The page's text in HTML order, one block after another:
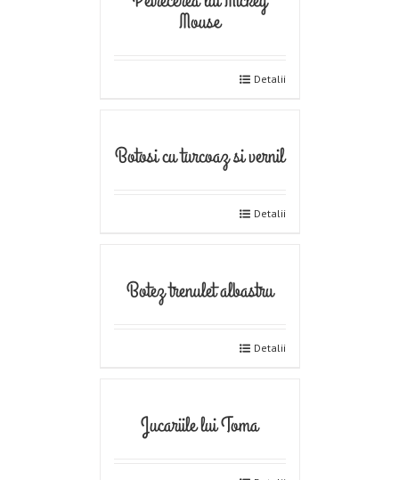
Mouse
Detalii
Botosi cu turcoaz si vernil
Detalii
Botez trenulet albastru
Detalii
Jucariile lui Toma